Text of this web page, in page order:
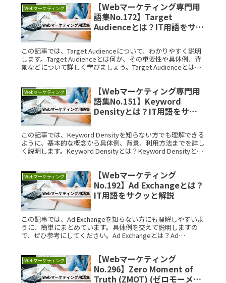
Webマーケティング
【Webマーケティング専門用
語集No.172】Target
Audienceとは？IT用語をサク
この記事では、Target Audienceについて、わかりやすく説明
します。Target Audienceとは何か、その重要性や具体例、背
景などについて詳しく学びましょう。Target Audienceとは？
Webマーケティング
【Webマーケティング専門用
語集No.151】Keyword
Densityとは？IT用語をサク
この記事では、Keyword Densityを知らない方でも理解できる
ように、基本的な概念から具体例、背景、利用方法までを詳し
く説明します。Keyword Densityとは？Keyword Densityと
Webマーケティング
【Webマーケティング
No.192】Ad Exchangeとは？
IT用語をサクッと解説
この記事では、Ad Exchangeを知らない方にも理解しやすいよ
うに、簡単にまとめています。具体例を交えて説明しますの
で、ぜひ参考にしてください。Ad Exchangeとは？Ad
Webマーケティング
【Webマーケティング
No.296】Zero Moment of
Truth (ZMOT) (ゼロモーメン